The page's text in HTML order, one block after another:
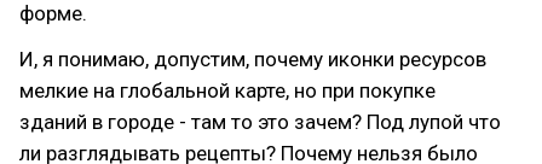
форме.
И, я понимаю, допустим, почему иконки ресурсов
мелкие на глобальной карте, но при покупке
зданий в городе - там то это зачем? Под лупой что
ли разглядывать рецепты? Почему нельзя было